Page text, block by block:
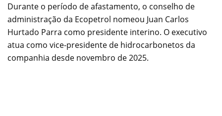
Durante o período de afastamento, o conselho de
administração da Ecopetrol nomeou Juan Carlos
Hurtado Parra como presidente interino. O executivo
atua como vice-presidente de hidrocarbonetos da
companhia desde novembro de 2025.